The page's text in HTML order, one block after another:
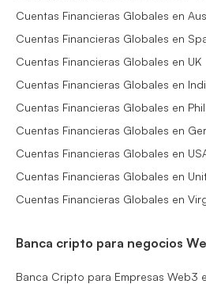
Cuentas Financieras Globales en
Cuentas Financieras Globales en
Cuentas Financieras Globales en UK
Cuentas Financieras Globales en
Cuentas Financieras Globales en
Cuentas Financieras Globales en
Cuentas Financieras Globales en
Cuentas Financieras Globales en
Cuentas Financieras Globales en
Banca cripto para negocios
Banca Cripto para Empresas Web3